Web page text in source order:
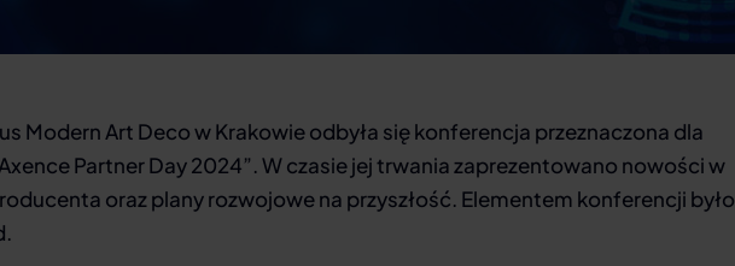
Modern Art Deco w Krakowie odbyła się konferencja przeznaczona dla
Partner Day 2024”. W czasie jej trwania zaprezentowano nowości w
oraz plany rozwojowe na przyszłość. Elementem konferencji było